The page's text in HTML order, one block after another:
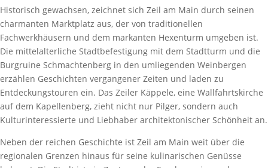
Historisch gewachsen, zeichnet sich Zeil am Main durch seinen
charmanten Marktplatz aus, der von traditionellen
Fachwerkhäusern und dem markanten Hexenturm umgeben ist.
Die mittelalterliche Stadtbefestigung mit dem Stadtturm und die
Burgruine Schmachtenberg in den umliegenden Weinbergen
erzählen Geschichten vergangener Zeiten und laden zu
Entdeckungstouren ein. Das Zeiler Käppele, eine Wallfahrtskirche
auf dem Kapellenberg, zieht nicht nur Pilger, sondern auch
Kulturinteressierte und Liebhaber architektonischer Schönheit an.
Neben der reichen Geschichte ist Zeil am Main weit über die
regionalen Grenzen hinaus für seine kulinarischen Genüsse